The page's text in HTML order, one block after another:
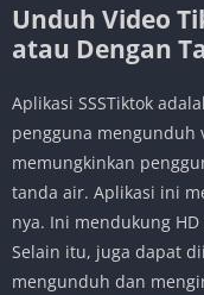
Unduh Video
atau Dengan
Aplikasi SSSTiktok
pengguna mengunduh
memungkinkan
tanda air. Aplikasi ini
nya. Ini mendukung
Selain itu, juga dapat
mengunduh dan